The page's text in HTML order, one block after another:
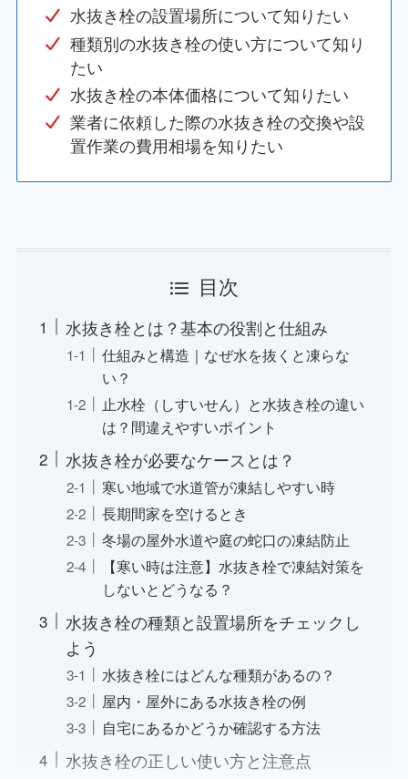
水抜き栓の設置場所について知りたい
種類別の水抜き栓の使い方について知り
たい
水抜き栓の本体価格について知りたい
業者に依頼した際の水抜き栓の交換や設
置作業の費用相場を知りたい
目次
水抜き栓とは？基本の役割と仕組み
仕組みと構造｜なぜ水を抜くと凍らな
い？
止水栓（しすいせん）と水抜き栓の違い
は？間違えやすいポイント
水抜き栓が必要なケースとは？
寒い地域で水道管が凍結しやすい時
長期間家を空けるとき
冬場の屋外水道や庭の蛇口の凍結防止
【寒い時は注意】水抜き栓で凍結対策を
しないとどうなる？
水抜き栓の種類と設置場所をチェックし
よう
水抜き栓にはどんな種類があるの？
屋内・屋外にある水抜き栓の例
自宅にあるかどうか確認する方法
水抜き栓の正しい使い方と注意点